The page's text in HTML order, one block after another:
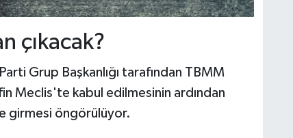
çıkacak?
Grup Başkanlığı tarafından TBMM
Meclis'te kabul edilmesinin ardından
girmesi öngörülüyor.